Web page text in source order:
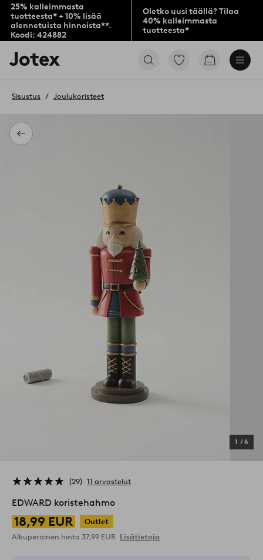
25% kalleimmasta
tuotteesta* + 10% lisää
alennetuista hinnoista**.
Koodi: 424882
Oletko uusi täällä? Tilaa
40% kalleimmasta
tuotteesta*
Jotex-
logo
aloitussivulle
Siirry
Siirry
Takaisin
Sisustus Joulukoristeet
1 /6
29 11 arvostelut
EDWARD koristehahmo
18,99 EUR
Outlet
Alkuperäinen hinta 37,99 EUR Lisätietoja